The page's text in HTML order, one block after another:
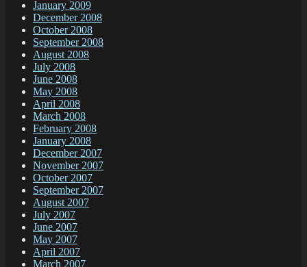
January 2009
December 2008
October 2008
September 2008
August 2008
July 2008
June 2008
May 2008
April 2008
March 2008
February 2008
January 2008
December 2007
November 2007
October 2007
September 2007
August 2007
July 2007
June 2007
May 2007
April 2007
March 2007